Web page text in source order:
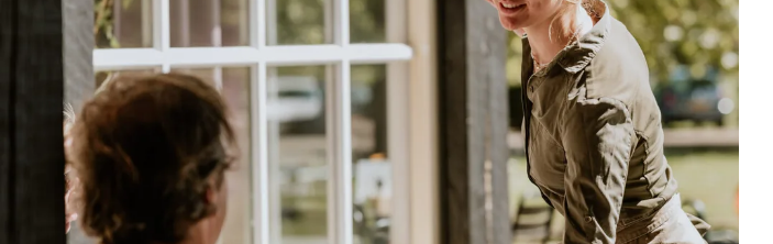
Landgoed Hof te Dieren
Landgoed Zuylestein
Landgoed Lage
Agenda
Onze pachters
Wandelen & Fietsen
Archief & Collectie
Agenda
Podcast
Twickelblad
Werken bij Twickel
Contact